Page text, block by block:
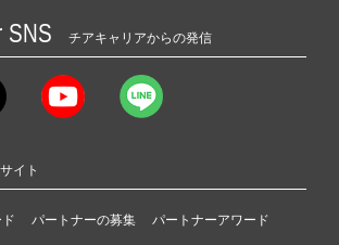
SNS チアキャリアからの発信
イト
パートナーの募集 パートナーアワード